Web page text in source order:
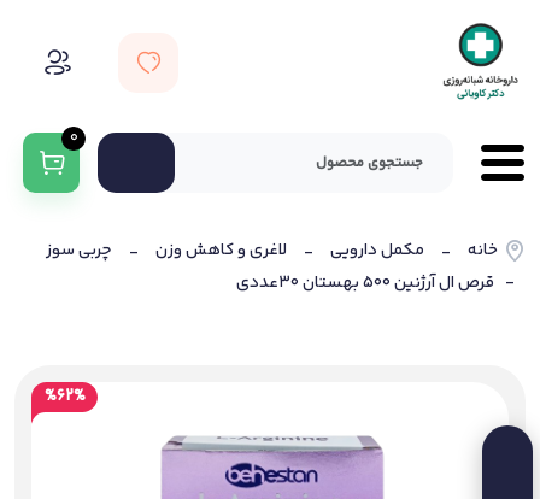
0
خانه - مکمل دارویی - لاغری و کاهش وزن -
چربی سوز
- قرص ال آرژنین 500 بهستان 30عددی
%62%